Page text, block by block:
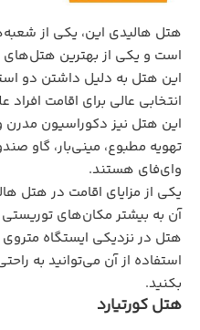
هتل هالیدی این، یکی از
است و یکی از بهترین هتل‌های
این هتل به دلیل داشتن دو
انتخابی عالی برای اقامت
این هتل نیز دکوراسیون مدرن
تهویه مطبوع، مینی‌بار، گاو
وای‌فای هستند.
یکی از مزایای اقامت در هتل
آن به بیشتر مکان‌های
هتل در نزدیکی ایستگاه متروی
استفاده از آن می‌توانید به
بکنید.
هتل کورتیارد